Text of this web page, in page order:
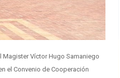
Magister Víctor Hugo Samaniego
el Convenio de Cooperación